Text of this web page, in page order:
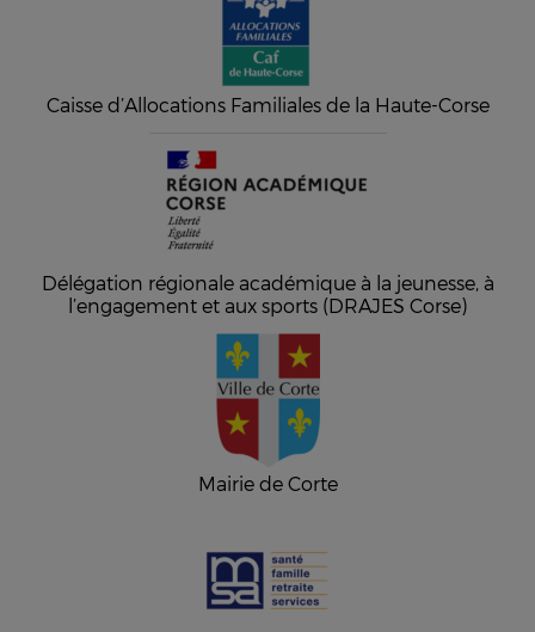
Caisse d’Allocations Familiales de la Haute-Corse
Délégation régionale académique à la jeunesse, à
l’engagement et aux sports (DRAJES Corse)
Mairie de Corte